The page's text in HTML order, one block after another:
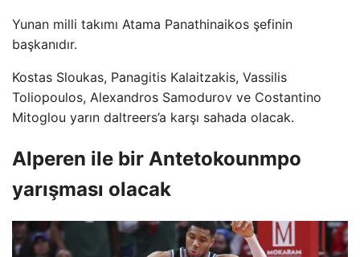
Yunan milli takımı Atama Panathinaikos şefinin
başkanıdır.
Kostas Sloukas, Panagitis Kalaitzakis, Vassilis
Toliopoulos, Alexandros Samodurov ve Costantino
Mitoglou yarın daltreers’a karşı sahada olacak.
Alperen ile bir Antetokounmpo
yarışması olacak